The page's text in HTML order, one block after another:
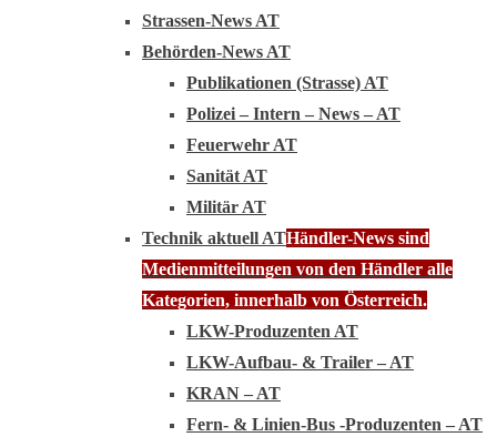
Strassen-News AT
Behörden-News AT
Publikationen (Strasse) AT
Polizei – Intern – News – AT
Feuerwehr AT
Sanität AT
Militär AT
Technik aktuell ATHändler-News sind
Medienmitteilungen von den Händler alle
Kategorien, innerhalb von Österreich.
LKW-Produzenten AT
LKW-Aufbau- & Trailer – AT
KRAN – AT
Fern- & Linien-Bus -Produzenten – AT